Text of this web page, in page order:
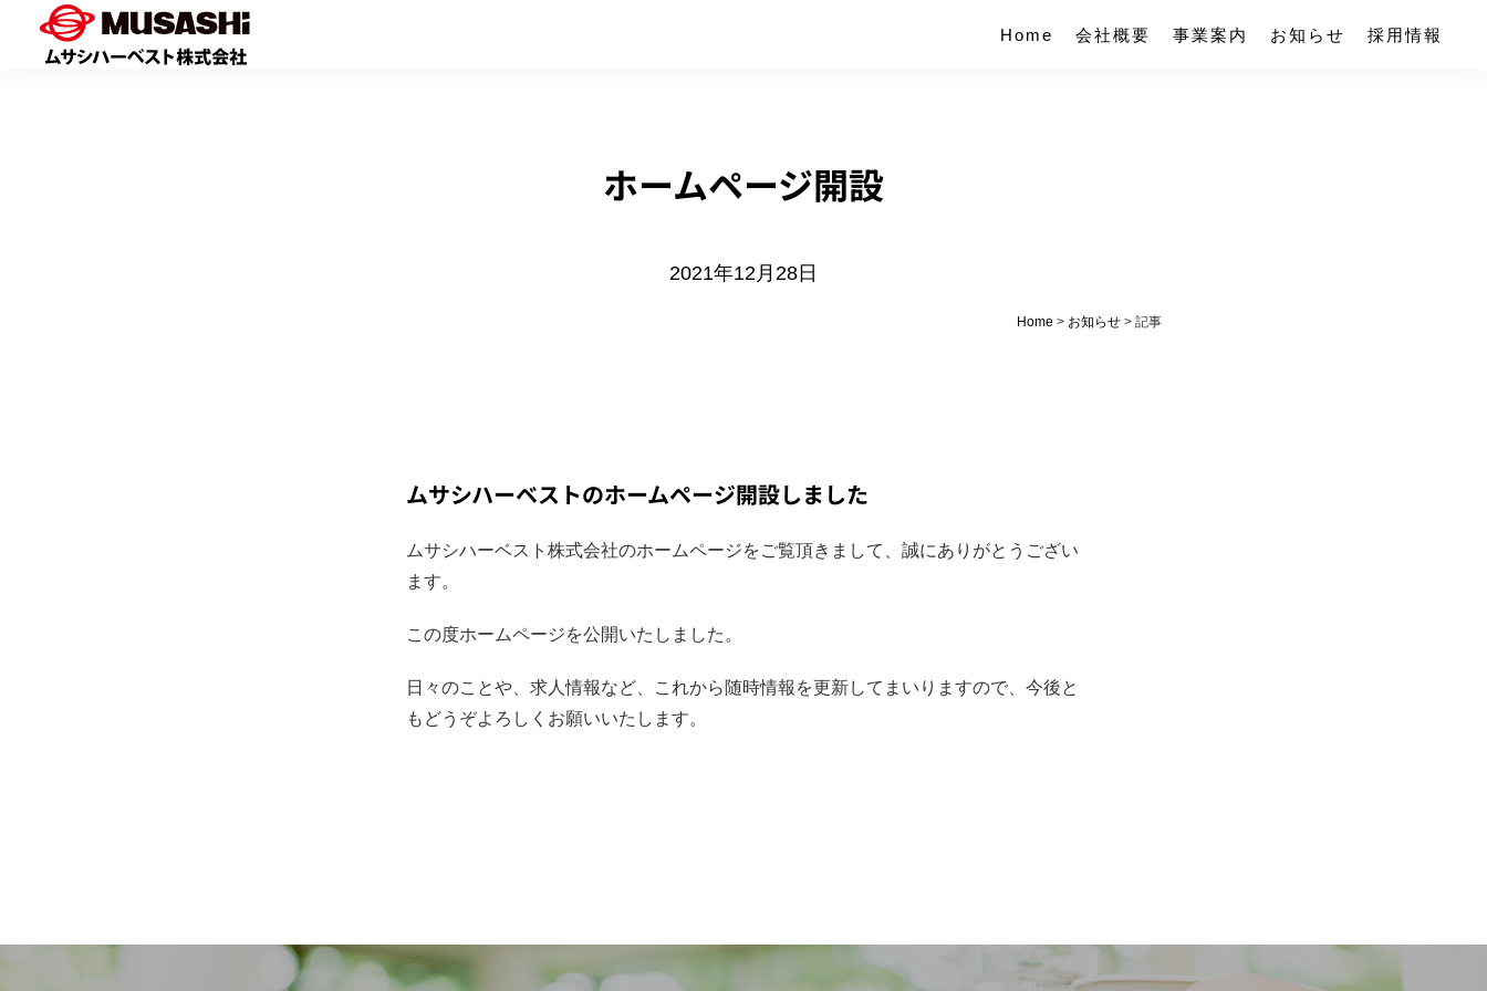
Home 会社概要 事業案内 お知らせ 採用情報
ホームページ開設
2021年12月28日
Home > お知らせ > 記事
ムサシハーベストのホームページ開設しました
ムサシハーベスト株式会社のホームページをご覧頂きまして、誠にありがとうござい
ます。
この度ホームページを公開いたしました。
日々のことや、求人情報など、これから随時情報を更新してまいりますので、今後と
もどうぞよろしくお願いいたします。